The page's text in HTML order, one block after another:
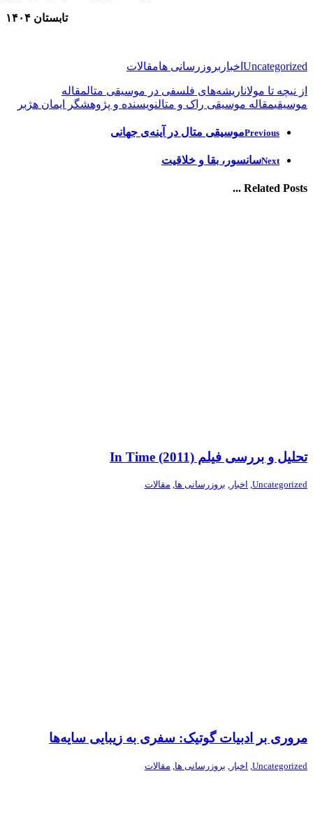
تابستان ۱۴۰۴
Uncategorized اخبار بروزرسانی هامقالات
از نیچه تا مولاناریشه‌های فلسفی در موسیقی متالمقاله
موسیقیمقاله موسیقی راک و متالنویسنده و پژوهشگر ایمان هژبر
Previousموسیقی متال در آینه‌ی جهانی
Nextسانسور، بقا و خلاقیت
Related Posts ...
تحلیل و بررسی فیلم In Time (2011)
Uncategorized
, اخبار , بروزرسانی ها, مقالات
مروری بر ادبیات گوتیک: سفری به زیبایی سایه‌ها
Uncategorized اخبار بروزرسانی ها مقالات